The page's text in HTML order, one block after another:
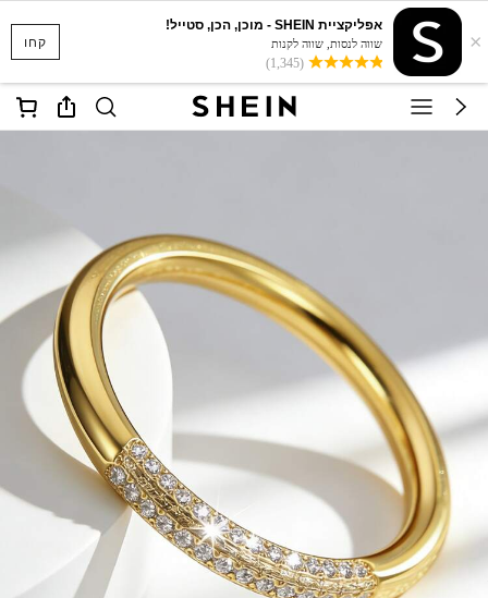
קחו ×
אפליקציית SHEIN - מוכן, הכן, סטייל!
שווה לנסות, שווה לקנות
(1,345)